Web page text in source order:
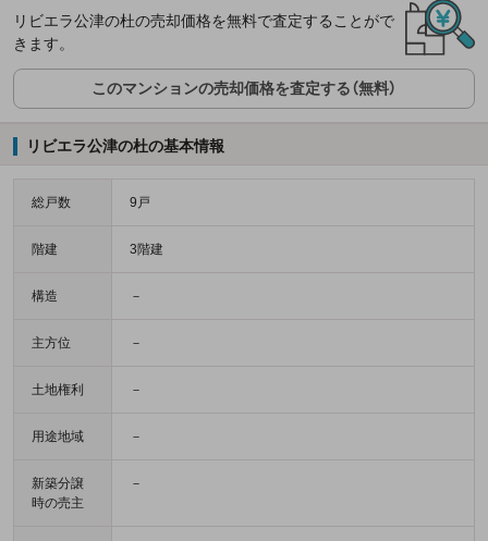
リビエラ公津の杜の売却価格を無料で査定することがで
きます。
このマンションの売却価格を査定する（無料）
リビエラ公津の杜の基本情報
総戸数 9戸
階建 3階建
構造 －
主方位 －
土地権利 －
用途地域 －
新築分譲
時の売主
－